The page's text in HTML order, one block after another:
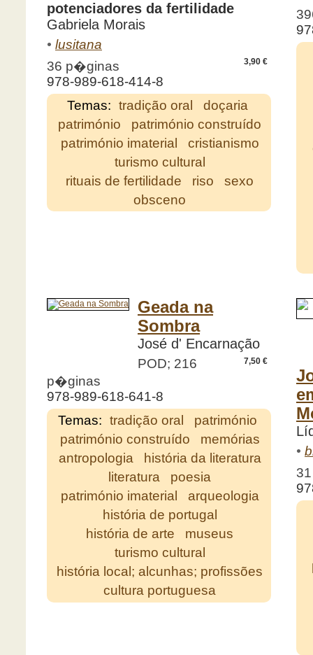
potenciadores da fertilidade
Gabriela Morais
• lusitana
3,90 €
36 p�ginas
978-989-618-414-8
Temas: tradição oral
doçaria
património
património construído
património imaterial
cristianismo
turismo cultural
rituais de fertilidade
riso
sexo
obsceno
Geada na
Sombra
José d' Encarnação
7,50 €
POD; 216
p�ginas
978-989-618-641-8
Temas: tradição oral
património
património construído
memórias
antropologia
história da literatura
literatura
poesia
património imaterial
arqueologia
história de portugal
história de arte
museus
turismo cultural
história local; alcunhas; profissões
cultura portuguesa
•